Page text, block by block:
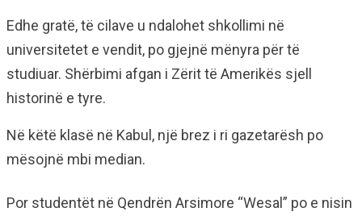
Edhe gratë, të cilave u ndalohet shkollimi në
universitetet e vendit, po gjejnë mënyra për të
studiuar. Shërbimi afgan i Zërit të Amerikës sjell
historinë e tyre.
Në këtë klasë në Kabul, një brez i ri gazetarësh po
mësojnë mbi median.
Por studentët në Qendrën Arsimore “Wesal” po e nisin